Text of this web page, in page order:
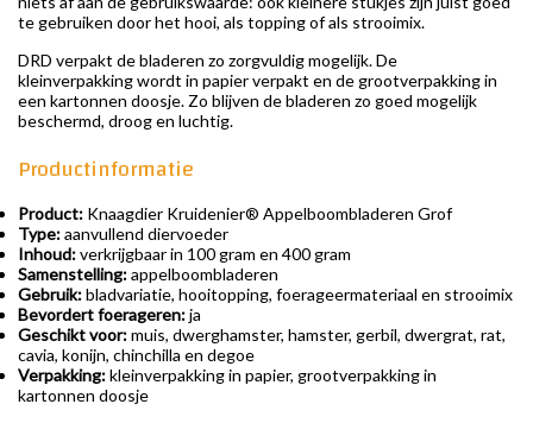
te gebruiken door het hooi, als topping of als strooimix.
DRD verpakt de bladeren zo zorgvuldig mogelijk. De
kleinverpakking wordt in papier verpakt en de grootverpakking in
een kartonnen doosje. Zo blijven de bladeren zo goed mogelijk
beschermd, droog en luchtig.
Productinformatie
Product: Knaagdier Kruidenier® Appelboombladeren Grof
Type:aanvullend diervoeder
Inhoud:verkrijgbaar in 100 gram en 400 gram
Samenstelling:appelboombladeren
Gebruik:bladvariatie, hooitopping, foerageermateriaal en strooimix
Bevordert foerageren:ja
Geschikt voor:muis, dwerghamster, hamster, gerbil, dwergrat, rat,
cavia, konijn, chinchilla en degoe
Verpakking:kleinverpakking in papier, grootverpakking in
kartonnen doosje